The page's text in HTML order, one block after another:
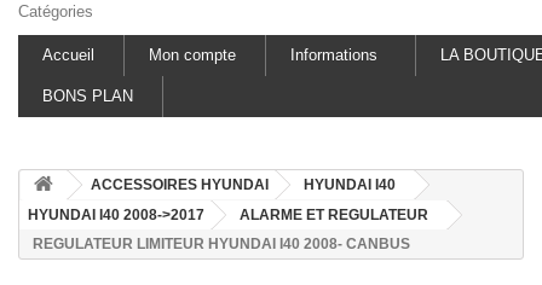
Catégories
Accueil Mon compte Informations LA
BONS PLAN
ACCESSOIRES HYUNDAI
HYUNDAI I40
HYUNDAI I40 2008->2017
ALARME ET REGULATEUR
REGULATEUR LIMITEUR HYUNDAI I40 2008- CANBUS